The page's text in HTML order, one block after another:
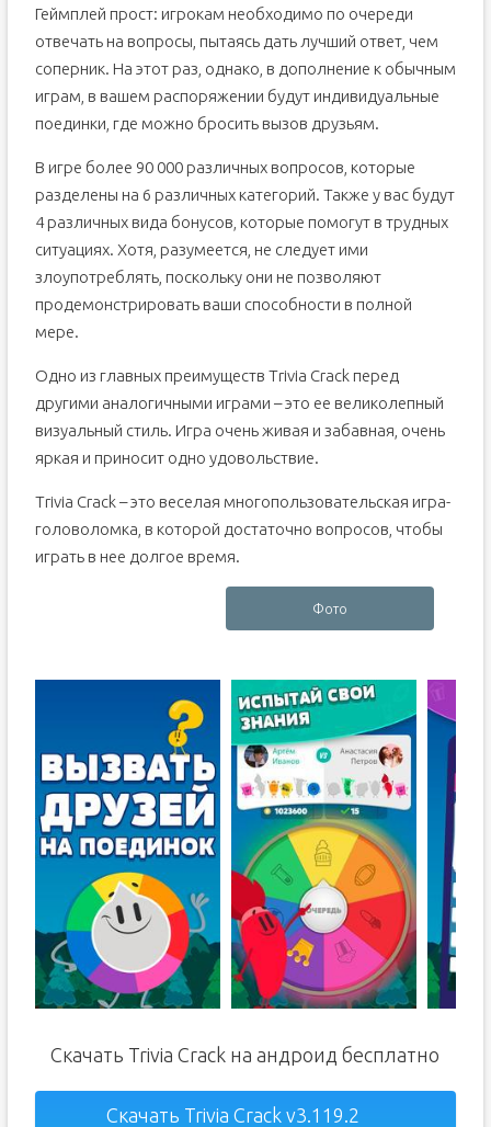
Геймплей прост: игрокам необходимо по очереди
отвечать на вопросы, пытаясь дать лучший ответ, чем
соперник. На этот раз, однако, в дополнение к обычным
играм, в вашем распоряжении будут индивидуальные
поединки, где можно бросить вызов друзьям.
В игре более 90 000 различных вопросов, которые
разделены на 6 различных категорий. Также у вас будут
4 различных вида бонусов, которые помогут в трудных
ситуациях. Хотя, разумеется, не следует ими
злоупотреблять, поскольку они не позволяют
продемонстрировать ваши способности в полной
мере.
Одно из главных преимуществ Trivia Crack перед
другими аналогичными играми – это ее великолепный
визуальный стиль. Игра очень живая и забавная, очень
яркая и приносит одно удовольствие.
Trivia Crack – это веселая многопользовательская игра-
головоломка, в которой достаточно вопросов, чтобы
играть в нее долгое время.
Фото
Скачать Trivia Crack на андроид бесплатно
Скачать Trivia Crack v3.119.2